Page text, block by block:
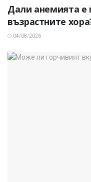
Дали анемията е
възрастните
04/08/2026